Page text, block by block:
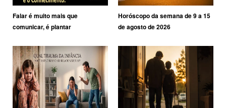
Falar é muito mais que
comunicar, é plantar
Horóscopo da semana de 9 a 15
de agosto de 2026